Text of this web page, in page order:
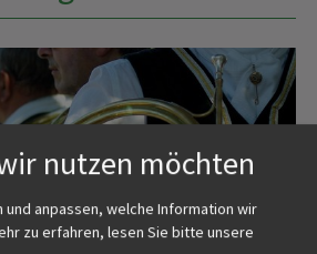
nutzen möchten
und anpassen, welche Information wir
zu erfahren, lesen Sie bitte unsere